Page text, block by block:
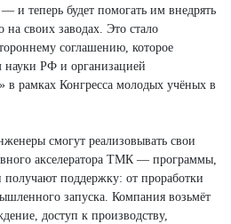
и теперь будет помогать им внедрять
своих заводах. Это стало
соглашению, которое
науки РФ и организацией
в рамках Конгресса молодых учёных в
смогут реализовывать свои
акселератора ТМК — программы,
получают поддержку: от проработки
запуска. Компания возьмёт
доступ к производству,